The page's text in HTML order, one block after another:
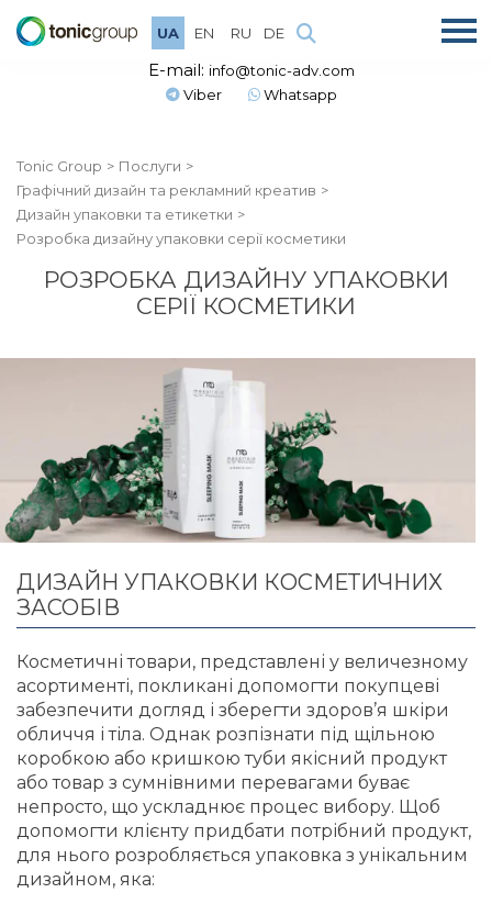
UA EN RU DE
E-mail: info@tonic-adv.com
Viber
Whatsapp
Tonic Group
Послуги
Графічний дизайн та рекламний креатив
Дизайн упаковки та етикетки
Розробка дизайну упаковки серії косметики
РОЗРОБКА ДИЗАЙНУ УПАКОВКИ
СЕРІЇ КОСМЕТИКИ
ДИЗАЙН УПАКОВКИ КОСМЕТИЧНИХ
ЗАСОБІВ
Косметичні товари, представлені у величезному
асортименті, покликані допомогти покупцеві
забезпечити догляд і зберегти здоров’я шкіри
обличчя і тіла. Однак розпізнати під щільною
коробкою або кришкою туби якісний продукт
або товар з сумнівними перевагами буває
непросто, що ускладнює процес вибору. Щоб
допомогти клієнту придбати потрібний продукт,
для нього розробляється упаковка з унікальним
дизайном, яка: